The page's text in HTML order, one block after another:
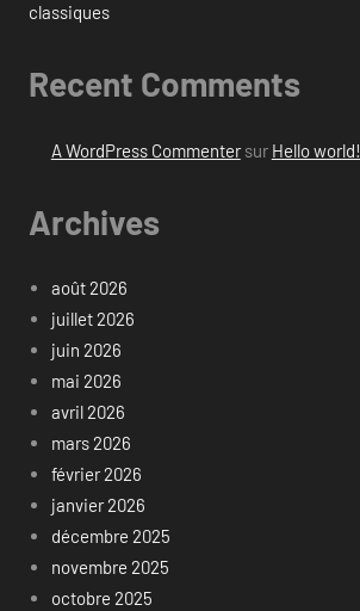
classiques
Recent Comments
A WordPress Commentersur Hello world!
Archives
août 2026
juillet 2026
juin 2026
mai 2026
avril 2026
mars 2026
février 2026
janvier 2026
décembre 2025
novembre 2025
octobre 2025